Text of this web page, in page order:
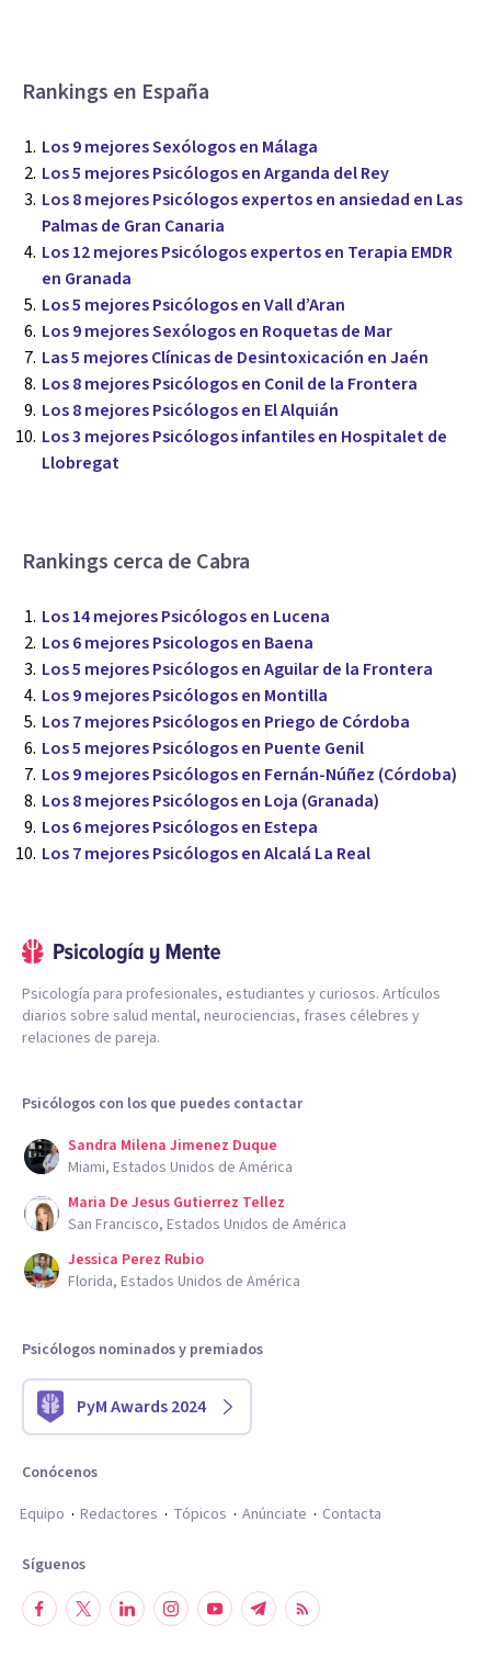
Rankings en España
Los 9 mejores Sexólogos en Málaga
Los 5 mejores Psicólogos en Arganda del Rey
Los 8 mejores Psicólogos expertos en ansiedad en Las
Palmas de Gran Canaria
Los 12 mejores Psicólogos expertos en Terapia EMDR
en Granada
Los 5 mejores Psicólogos en Vall d’Aran
Los 9 mejores Sexólogos en Roquetas de Mar
Las 5 mejores Clínicas de Desintoxicación en Jaén
Los 8 mejores Psicólogos en Conil de la Frontera
Los 8 mejores Psicólogos en El Alquián
Los 3 mejores Psicólogos infantiles en Hospitalet de
Llobregat
Rankings cerca de Cabra
Los 14 mejores Psicólogos en Lucena
Los 6 mejores Psicologos en Baena
Los 5 mejores Psicólogos en Aguilar de la Frontera
Los 9 mejores Psicólogos en Montilla
Los 7 mejores Psicólogos en Priego de Córdoba
Los 5 mejores Psicólogos en Puente Genil
Los 9 mejores Psicólogos en Fernán-Núñez (Córdoba)
Los 8 mejores Psicólogos en Loja (Granada)
Los 6 mejores Psicólogos en Estepa
Los 7 mejores Psicólogos en Alcalá La Real
Psicología para profesionales, estudiantes y curiosos. Artículos
diarios sobre salud mental, neurociencias, frases célebres y
relaciones de pareja.
Psicólogos con los que puedes contactar
Sandra Milena Jimenez Duque
Miami, Estados Unidos de América
Maria De Jesus Gutierrez Tellez
San Francisco, Estados Unidos de América
Jessica Perez Rubio
Florida, Estados Unidos de América
Psicólogos nominados y premiados
PyM Awards 2024
Conócenos
Equipo
Redactores Tópicos Anúnciate Contacta
Síguenos